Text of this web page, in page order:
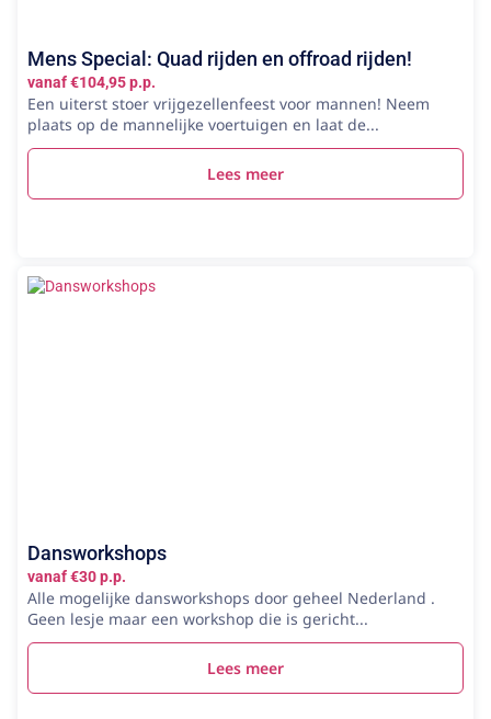
Mens Special: Quad rijden en offroad rijden!
vanaf €104,95 p.p.
Een uiterst stoer vrijgezellenfeest voor mannen! Neem
plaats op de mannelijke voertuigen en laat de...
Lees meer
Dansworkshops
vanaf €30 p.p.
Alle mogelijke dansworkshops door geheel Nederland .
Geen lesje maar een workshop die is gericht...
Lees meer